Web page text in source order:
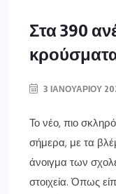
Στα 390
3 ΙΑΝΟΥΑΡΊΟΥ
Το νέο, πιο
σήμερα, με τα
άνοιγμα των
στοιχεία. Όπως